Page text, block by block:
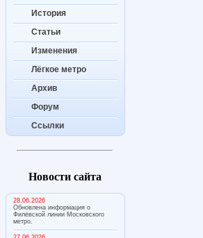
История
Статьи
Изменения
Лёгкое метро
Архив
Форум
Ссылки
Новости сайта
28.06.2026
Обновлена информация о
Филёвской линии Московского
метро.